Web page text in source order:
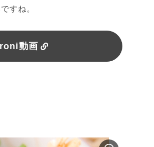
すね。
動画